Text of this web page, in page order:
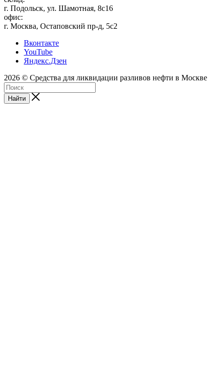
г. Подольск, ул. Шамотная, 8с16
офис:
г. Москва, Остаповский пр-д, 5с2
Вконтакте
YouTube
Яндекс.Дзен
2026 © Средства для ликвидации разливов нефти в Москве
Найти